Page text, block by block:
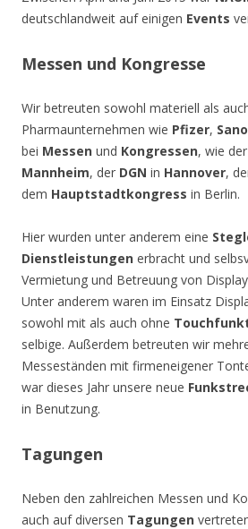
deutschlandweit auf einigen Events
Messen und Kongresse
Wir betreuten sowohl materiell als
Pharmaunternehmen wie Pfizer,
bei Messen und Kongressen, wie der
Mannheim, der DGN in Hannover,
dem Hauptstadtkongress in Berlin.
Hier wurden unter anderem eine
Dienstleistungen erbracht und
Vermietung und Betreuung von
Unter anderem waren im Einsatz
sowohl mit als auch ohne
selbige. Außerdem betreuten wir
Messeständen mit firmeneigener
war dieses Jahr unsere neue
in Benutzung.
Tagungen
Neben den zahlreichen Messen und
auch auf diversen Tagungen